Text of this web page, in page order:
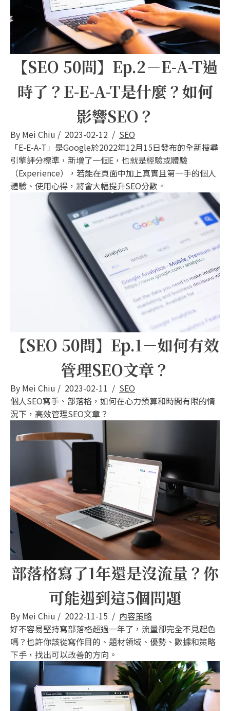
【SEO 50問】Ep.2－E-A-T過
時了？E-E-A-T是什麼？如何
影響SEO？
By Mei Chiu / 2023-02-12 / SEO
「E-E-A-T」是Google於2022年12月15日發布的全新搜尋
引擎評分標準，新增了一個E，也就是經驗或體驗
（Experience），若能在頁面中加上真實且第一手的個人
體驗、使用心得，將會大幅提升SEO分數。
【SEO 50問】Ep.1－如何有效
管理SEO文章？
By Mei Chiu / 2023-02-11 / SEO
個人SEO寫手、部落格，如何在心力預算和時間有限的情
況下，高效管理SEO文章？
部落格寫了1年還是沒流量？你
可能遇到這5個問題
By Mei Chiu / 2022-11-15 / 內容策略
好不容易堅持寫部落格超過一年了，流量卻完全不見起色
嗎？也許你該從寫作目的、題材領域、優勢、數據和策略
下手，找出可以改善的方向。